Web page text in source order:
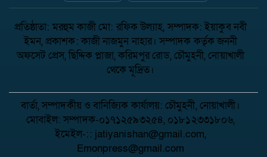
প্রতিষ্ঠাতা: মরহুম কাজী মো: রফিক উল্যাহ, সম্পাদক: ইয়াকুব নবী
ইমন, প্রকাশক: কাজী নাজমুন নাহার। সম্পাদক কর্তৃক জননী
অফসেট প্রেস, ছিদ্দিক প্লাজা, করিমপুর রোড, চৌমুহনী, নোয়াখালী
থেকে মূদ্রিত।
বার্তা, সম্পাদকীয় ও বানিজ্যিক কার্যালয়: চৌমুহনী, নোয়াখালী।
মোবাইল: সম্পাদক-০১৭১২৫৯৩২৫৪, ০১৮১২৩৩১৮০৬,
ইমেইল-:: jatiyanishan@gmail.com,
Emonpress@gmail.com